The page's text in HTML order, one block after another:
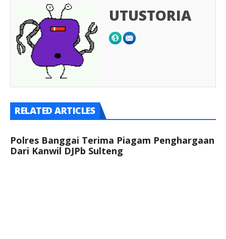
UTUSTORIA
RELATED ARTICLES
Polres Banggai Terima Piagam Penghargaan
Dari Kanwil DJPb Sulteng